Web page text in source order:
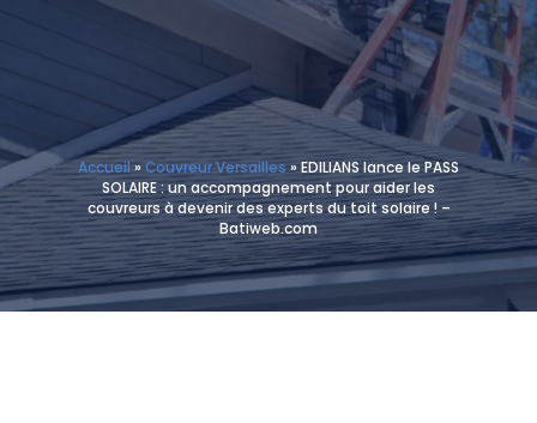
Accueil» Couvreur Versailles »EDILIANS lance le PASS
SOLAIRE : un accompagnement pour aider les
couvreurs à devenir des experts du toit solaire ! –
Batiweb.com